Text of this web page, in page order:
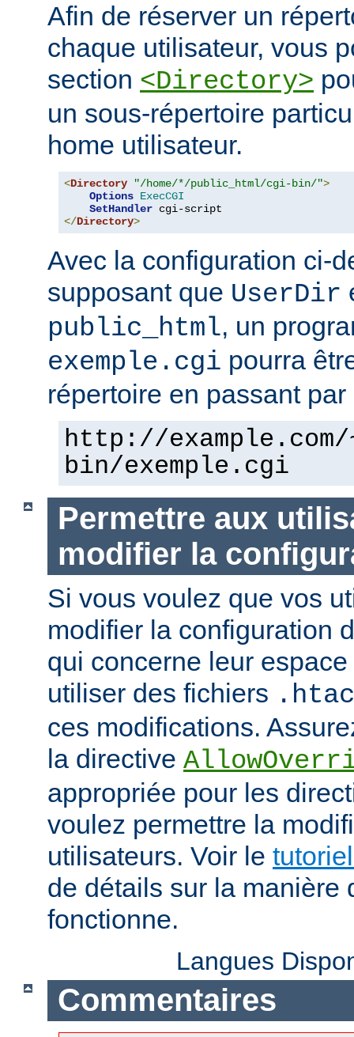
Afin de réserver un
chaque utilisateur, vous
section <Directory>
un sous-répertoire
home utilisateur.
<Directory "/home/*/public_html/cgi-bin/">
Options ExecCGI
SetHandler
</Directory>
Avec la configuration ci-
supposant que UserDir
public_html, un
exemple.cgi pourra
répertoire en passant par
http://
bin/exemple.cgi
Permettre aux
modifier la
Si vous voulez que vos
modifier la configuration
qui concerne leur
utiliser des fichiers
ces modifications.
la directive
appropriée pour les
voulez permettre la
utilisateurs. Voir le
de détails sur la manière
fonctionne.
Langues
Commentaires